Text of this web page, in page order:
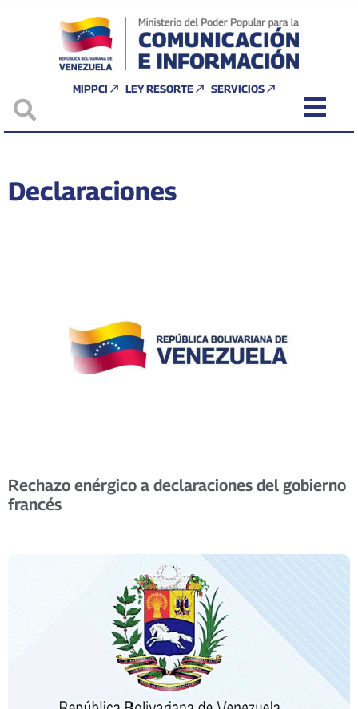
MIPPCI LEY RESORTE SERVICIOS
Declaraciones
Rechazo enérgico a declaraciones del gobierno
francés